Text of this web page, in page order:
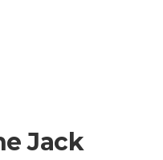
Jack